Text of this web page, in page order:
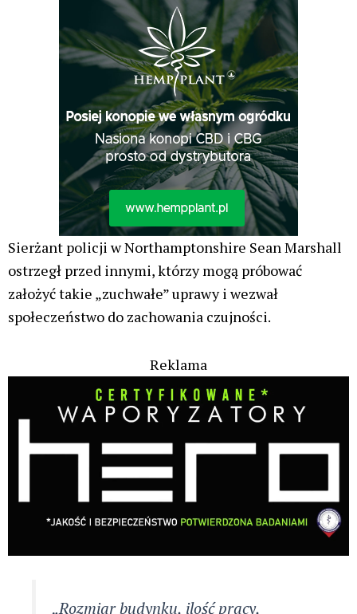
Sierżant policji w Northamptonshire Sean Marshall
ostrzegł przed innymi, którzy mogą próbować
założyć takie „zuchwałe” uprawy i wezwał
społeczeństwo do zachowania czujności.
Reklama
„Rozmiar budynku, ilość pracy,